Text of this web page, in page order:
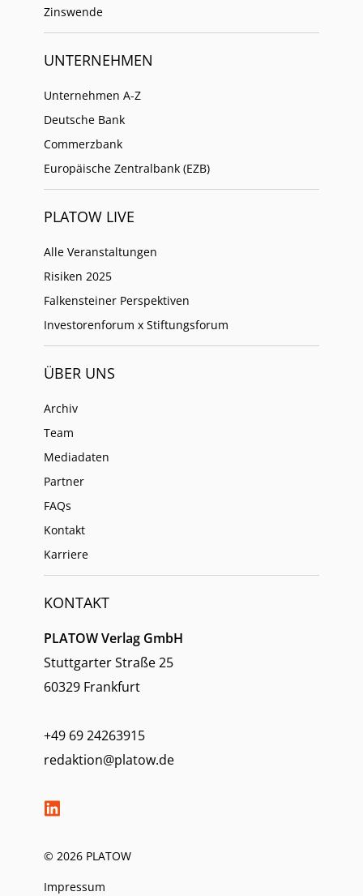
Zinswende
UNTERNEHMEN
Unternehmen A-Z
Deutsche Bank
Commerzbank
Europäische Zentralbank (EZB)
PLATOW LIVE
Alle Veranstaltungen
Risiken 2025
Falkensteiner Perspektiven
Investorenforum x Stiftungsforum
ÜBER UNS
Archiv
Team
Mediadaten
Partner
FAQs
Kontakt
Karriere
KONTAKT
PLATOW Verlag GmbH
Stuttgarter Straße 25
60329 Frankfurt
+49 69 24263915
redaktion@platow.de
© 2026 PLATOW
Impressum